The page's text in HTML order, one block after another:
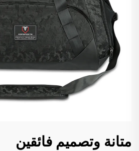
متانة وتصميم فائقين